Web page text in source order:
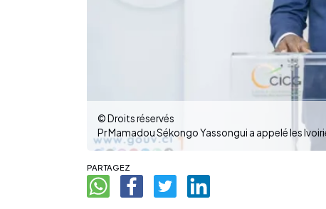
© Droits réservés
Pr Mamadou Sékongo Yassongui a appelé les
PARTAGEZ